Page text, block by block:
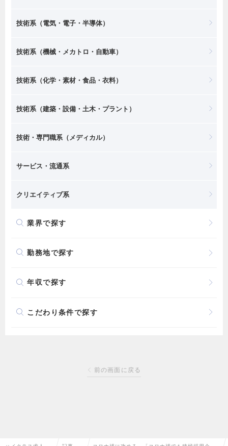
技術系（電気・電子・半導体）
技術系（機械・メカトロ・自動車）
技術系（化学・素材・食品・衣料）
技術系（建築・設備・土木・プラント）
技術・専門職系（メディカル）
サービス・流通系
クリエイティブ系
業界で探す
勤務地で探す
年収で探す
こだわり条件で探す
前の画面に戻る